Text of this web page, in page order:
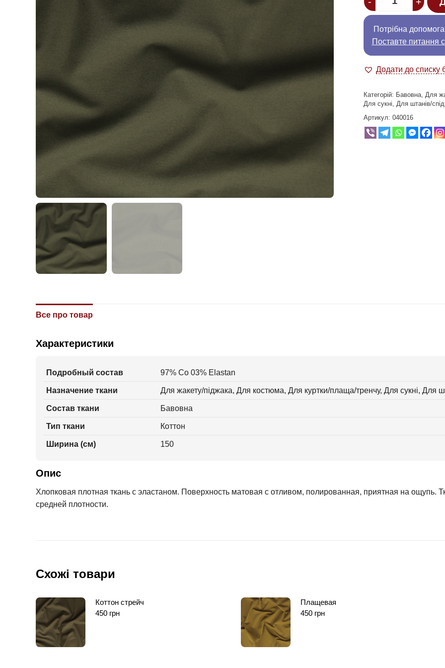
Потрібна
Поставте питання
Додати до списку
Категорій: Бавовна, Для
Для сукні, Для штанів/
Артикул: 040016
Все про товар
Характеристики
Подробный состав 97% Co 03% Elastan
Назначение ткани Для жакету/піджака, Для костюма, Для куртки/плаща/тренчу, Для сукні, Для
Состав ткани Бавовна
Тип ткани Коттон
Ширина (см) 150
Опис
Хлопковая плотная ткань с эластаном. Поверхность матовая с отливом, полированная, приятная на ощупь.
средней плотности.
Схожі товари
Коттон стрейч
450 грн
Плащевая
450 грн